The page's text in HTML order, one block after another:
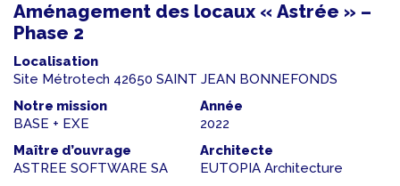
Aménagement des locaux « Astrée » –
Phase 2
Localisation
Site Métrotech 42650 SAINT JEAN BONNEFONDS
Notre mission
BASE + EXE
Année
2022
Maître d’ouvrage
ASTREE SOFTWARE SA
Architecte
EUTOPIA Architecture